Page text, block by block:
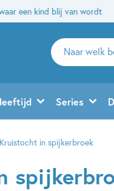
een kind blij van wordt
Zoeken
naar
en
uitgevers
Series
Kruistocht in spijkerbroek